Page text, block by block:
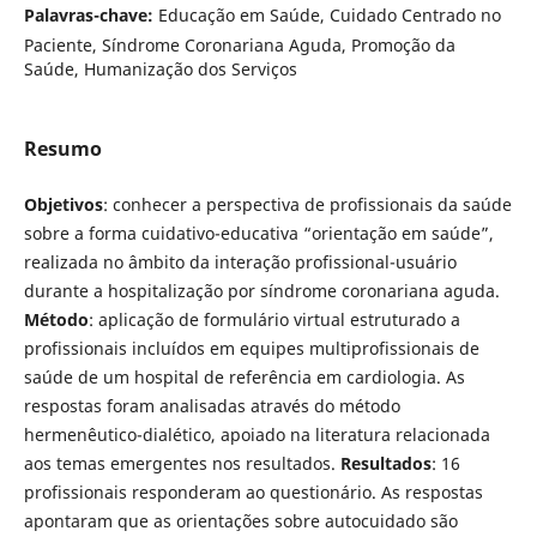
Palavras-chave: Educação em Saúde, Cuidado Centrado no
Paciente, Síndrome Coronariana Aguda, Promoção da
Saúde, Humanização dos Serviços
Resumo
Objetivos: conhecer a perspectiva de profissionais da saúde
sobre a forma cuidativo-educativa “orientação em saúde”,
realizada no âmbito da interação profissional-usuário
durante a hospitalização por síndrome coronariana aguda.
Método: aplicação de formulário virtual estruturado a
profissionais incluídos em equipes multiprofissionais de
saúde de um hospital de referência em cardiologia. As
respostas foram analisadas através do método
hermenêutico-dialético, apoiado na literatura relacionada
aos temas emergentes nos resultados. Resultados: 16
profissionais responderam ao questionário. As respostas
apontaram que as orientações sobre autocuidado são